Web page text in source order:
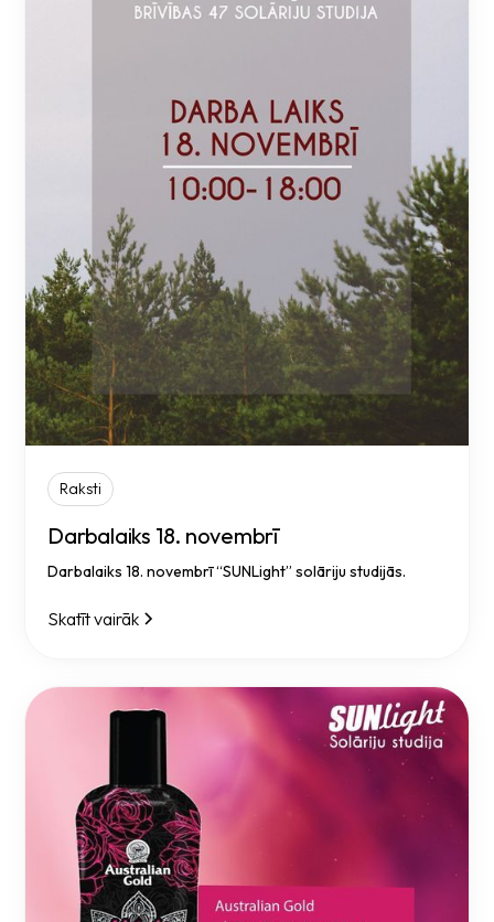
Raksti
Darbalaiks 18. novembrī
Darbalaiks 18. novembrī “SUNLight” solāriju studijās.
Skatīt vairāk